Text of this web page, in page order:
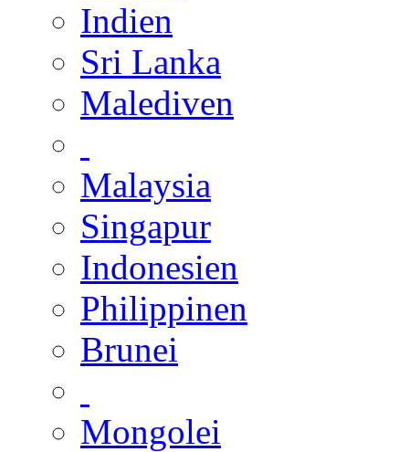
Indien
Sri Lanka
Malediven
Malaysia
Singapur
Indonesien
Philippinen
Brunei
Mongolei